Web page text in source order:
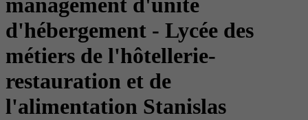
management d'unité
d'hébergement - Lycée des
métiers de l'hôtellerie-
restauration et de
l'alimentation Stanislas